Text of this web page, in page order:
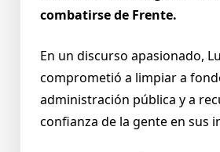
combatirse de Frente.
En un discurso apasionado,
comprometió a limpiar a
administración pública y a
confianza de la gente en sus